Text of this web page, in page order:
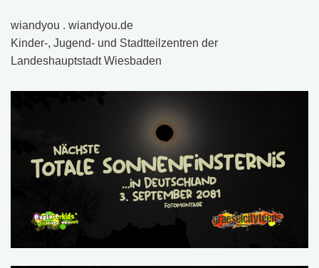
wiandyou . wiandyou.de
Kinder-, Jugend- und Stadtteilzentren der
Landeshauptstadt Wiesbaden